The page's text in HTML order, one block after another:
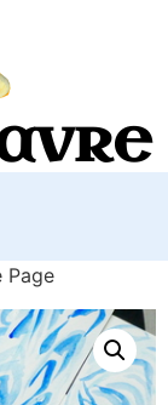
Page